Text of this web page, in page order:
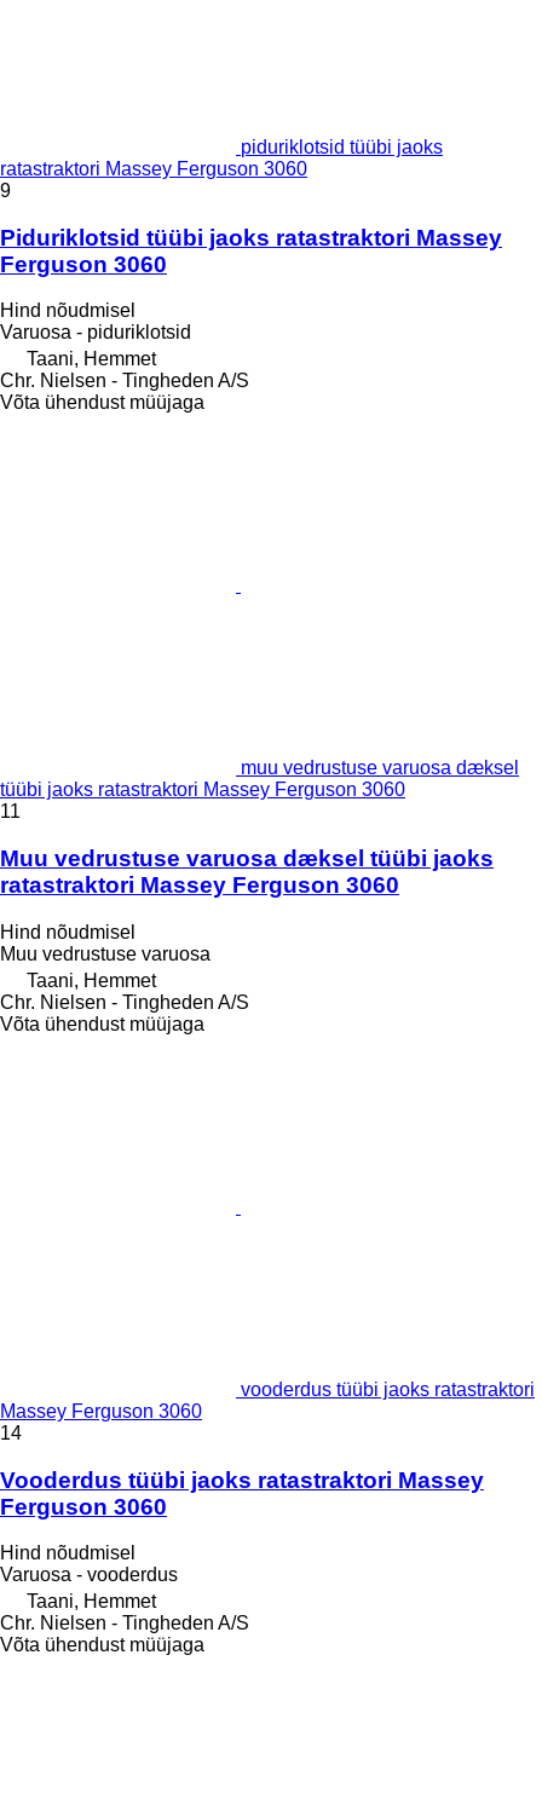
piduriklotsid tüübi jaoks
ratastraktori Massey Ferguson 3060
9
Piduriklotsid tüübi jaoks ratastraktori Massey
Ferguson 3060
Hind nõudmisel
Varuosa - piduriklotsid
Taani, Hemmet
Chr. Nielsen - Tingheden A/S
Võta ühendust müüjaga
muu vedrustuse varuosa dæksel
tüübi jaoks ratastraktori Massey Ferguson 3060
11
Muu vedrustuse varuosa dæksel tüübi jaoks
ratastraktori Massey Ferguson 3060
Hind nõudmisel
Muu vedrustuse varuosa
Taani, Hemmet
Chr. Nielsen - Tingheden A/S
Võta ühendust müüjaga
vooderdus tüübi jaoks ratastraktori
Massey Ferguson 3060
14
Vooderdus tüübi jaoks ratastraktori Massey
Ferguson 3060
Hind nõudmisel
Varuosa - vooderdus
Taani, Hemmet
Chr. Nielsen - Tingheden A/S
Võta ühendust müüjaga